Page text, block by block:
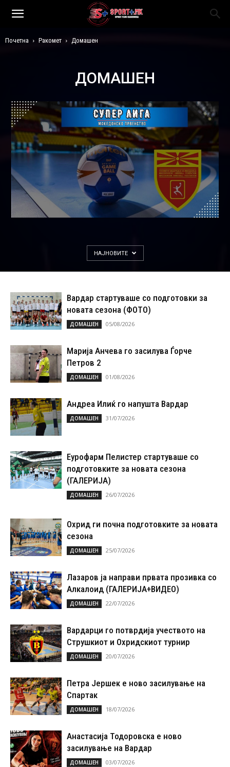
Почетна Ракомет Домашен
ДОМАШЕН
НАЈНОВИТЕ
Вардар стартуваше со подготовки за
новата сезона (ФОТО)
ДОМАШЕН 05/08/2026
Марија Анчева го засилува Ѓорче
Петров 2
ДОМАШЕН 01/08/2026
Андреа Илиќ го напушта Вардар
ДОМАШЕН 31/07/2026
Еурофарм Пелистер стартуваше со
подготовките за новата сезона
(ГАЛЕРИЈА)
ДОМАШЕН 26/07/2026
Охрид ги почна подготовките за новата
сезона
ДОМАШЕН 25/07/2026
Лазаров ја направи првата прозивка со
Алкалоид (ГАЛЕРИЈА+ВИДЕО)
ДОМАШЕН 22/07/2026
Вардарци го потврдија учеството на
Струшкиот и Охридскиот турнир
ДОМАШЕН 20/07/2026
Петра Јершек е ново засилување на
Спартак
ДОМАШЕН 18/07/2026
Анастасија Тодоровска е ново
засилување на Вардар
ДОМАШЕН 03/07/2026